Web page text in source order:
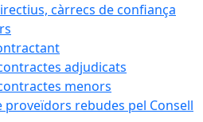
càrrecs de confiança
adjudicats
menors
proveïdors rebudes pel Consell